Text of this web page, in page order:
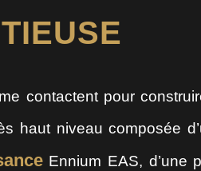
contactent pour
haut niveau composée
Ennium EAS, d’une